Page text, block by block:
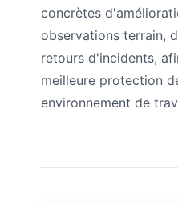
concrètes
observations terrain,
retours d'incidents,
meilleure protection
environnement de